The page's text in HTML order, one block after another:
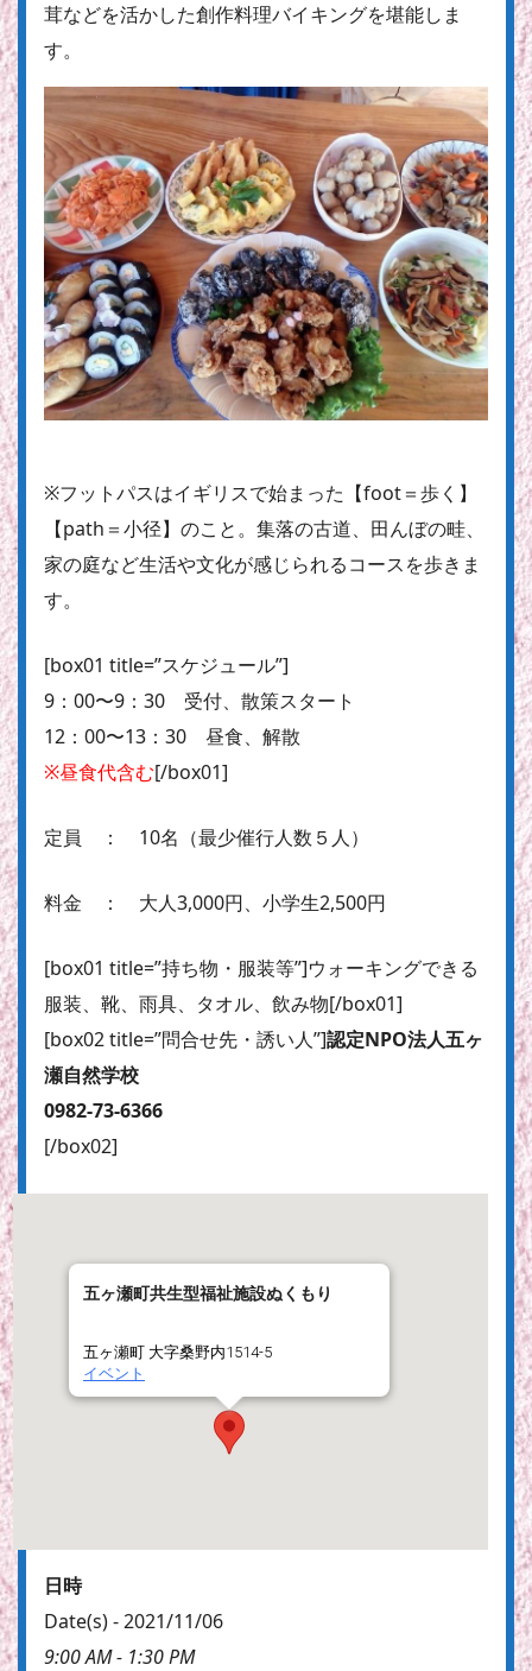
茸などを活かした創作料理バイキングを堪能しま
す。
※フットパスはイギリスで始まった【foot＝歩く】
【path＝小径】のこと。集落の古道、田んぼの畦、
家の庭など生活や文化が感じられるコースを歩きま
す。
[box01 title=”スケジュール”]
9：00〜9：30 受付、散策スタート
12：00〜13：30 昼食、解散
※昼食代含む[/box01]
定員 ： 10名（最少催行人数５人）
料金 ： 大人3,000円、小学生2,500円
[box01 title=”持ち物・服装等”]ウォーキングできる
服装、靴、雨具、タオル、飲み物[/box01]
[box02 title=”問合せ先・誘い人”]認定NPO法人五ヶ
瀬自然学校
0982-73-6366
[/box02]
五ヶ瀬町共生型福祉施設ぬくもり
五ヶ瀬町 大字桑野内1514-5
イベント
日時
Date(s) - 2021/11/06
9:00 AM - 1:30 PM